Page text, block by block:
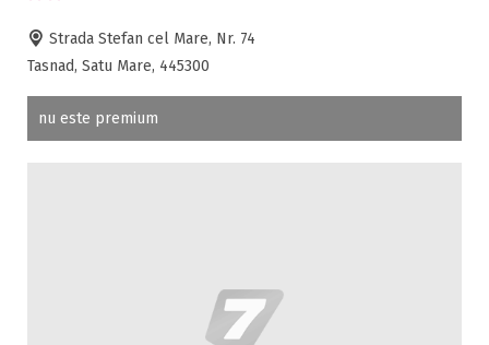
Strada Stefan cel Mare, Nr. 74
Tasnad, Satu Mare, 445300
nu este premium